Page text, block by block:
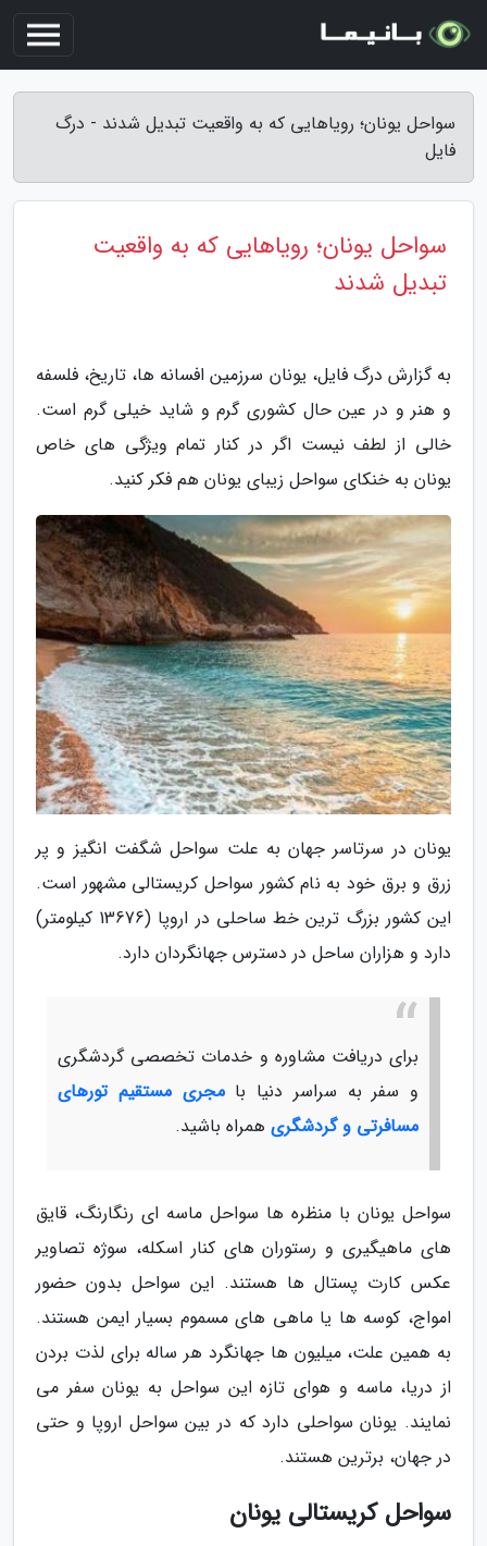
سواحل یونان؛ رویاهایی که به واقعیت تبدیل شدند - درگ
فایل
سواحل یونان؛ رویاهایی که به واقعیت
تبدیل شدند
به گزارش درگ فایل، یونان سرزمین افسانه ها، تاریخ، فلسفه
و هنر و در عین حال کشوری گرم و شاید خیلی گرم است.
خالی از لطف نیست اگر در کنار تمام ویژگی های خاص
یونان به خنکای سواحل زیبای یونان هم فکر کنید.
یونان در سرتاسر جهان به علت سواحل شگفت انگیز و پر
زرق و برق خود به نام کشور سواحل کریستالی مشهور است.
این کشور بزرگ ترین خط ساحلی در اروپا (13676 کیلومتر)
دارد و هزاران ساحل در دسترس جهانگردان دارد.
برای دریافت مشاوره و خدمات تخصصی گردشگری
و سفر به سراسر دنیا بامجری مستقیم تورهای
مسافرتی و گردشگری همراه باشید.
سواحل یونان با منظره ها سواحل ماسه ای رنگارنگ، قایق
های ماهیگیری و رستوران های کنار اسکله، سوژه تصاویر
عکس کارت پستال ها هستند. این سواحل بدون حضور
امواج، کوسه ها یا ماهی های مسموم بسیار ایمن هستند.
به همین علت، میلیون ها جهانگرد هر ساله برای لذت بردن
از دریا، ماسه و هوای تازه این سواحل به یونان سفر می
نمایند. یونان سواحلی دارد که در بین سواحل اروپا و حتی
در جهان، برترین هستند.
سواحل کریستالی یونان